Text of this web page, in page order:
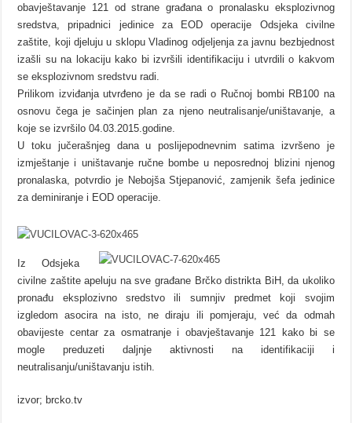
obavještavanje 121 od strane građana o pronalasku eksplozivnog
sredstva, pripadnici jedinice za EOD operacije Odsjeka civilne
zaštite, koji djeluju u sklopu Vladinog odjeljenja za javnu bezbjednost
izašli su na lokaciju kako bi izvršili identifikaciju i utvrdili o kakvom
se eksplozivnom sredstvu radi.
Prilikom izviđanja utvrđeno je da se radi o Ručnoj bombi RB100 na
osnovu čega je sačinjen plan za njeno neutralisanje/uništavanje, a
koje se izvršilo 04.03.2015.godine.
U toku jučerašnjeg dana u poslijepodnevnim satima izvršeno je
izmještanje i uništavanje ručne bombe u neposrednoj blizini njenog
pronalaska, potvrdio je Nebojša Stjepanović, zamjenik šefa jedinice
za deminiranje i EOD operacije.
Iz Odsjeka
civilne zaštite apeluju na sve građane Brčko distrikta BiH, da ukoliko
pronađu eksplozivno sredstvo ili sumnjiv predmet koji svojim
izgledom asocira na isto, ne diraju ili pomjeraju, već da odmah
obavijeste centar za osmatranje i obavještavanje 121 kako bi se
mogle preduzeti daljnje aktivnosti na identifikaciji i
neutralisanju/uništavanju istih.
izvor; brcko.tv